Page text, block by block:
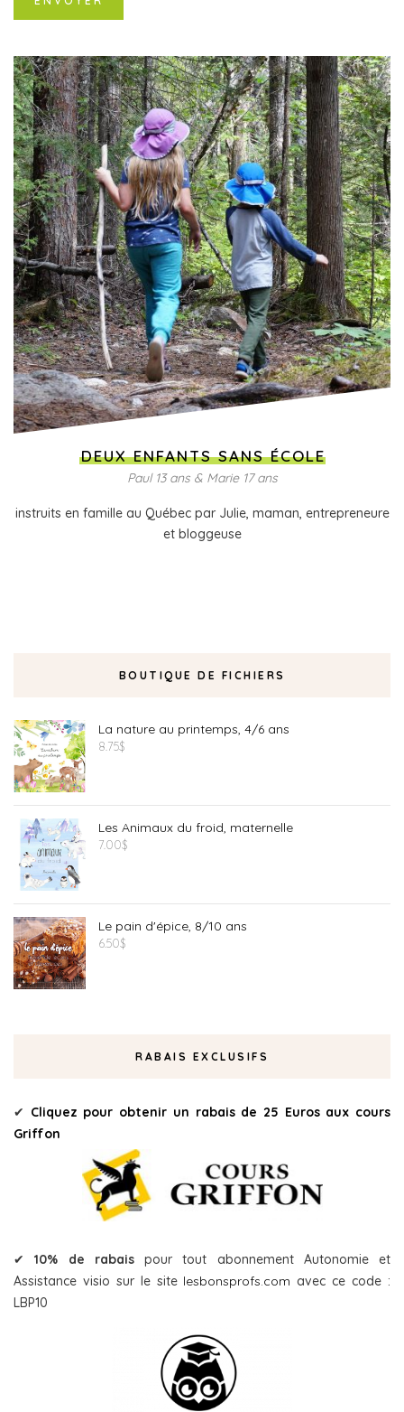
DEUX ENFANTS SANS ÉCOLE
Paul 13 ans & Marie 17 ans
instruits en famille au Québec par Julie, maman, entrepreneure
et bloggeuse
BOUTIQUE DE FICHIERS
La nature au printemps, 4/6 ans
8.75$
Les Animaux du froid, maternelle
7.00$
Le pain d'épice, 8/10 ans
6.50$
RABAIS EXCLUSIFS
✔ Cliquez pour obtenir un rabais de 25 Euros aux cours
Griffon
✔10% de rabaispour tout abonnement Autonomie et
Assistance visio sur le site lesbonsprofs.com avec ce code :
LBP10